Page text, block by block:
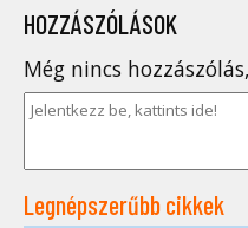
HOZZÁSZÓLÁSOK
Még nincs
Legnépszerűbb cikkek